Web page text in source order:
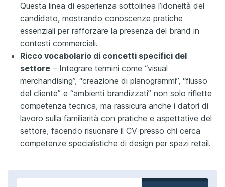
Questa linea di esperienza sottolinea l’idoneità del
candidato, mostrando conoscenze pratiche
essenziali per rafforzare la presenza del brand in
contesti commerciali.
Ricco vocabolario di concetti specifici del
settore – Integrare termini come “visual
merchandising”, “creazione di planogrammi”, “flusso
del cliente” e “ambienti brandizzati” non solo riflette
competenza tecnica, ma rassicura anche i datori di
lavoro sulla familiarità con pratiche e aspettative del
settore, facendo risuonare il CV presso chi cerca
competenze specialistiche di design per spazi retail.